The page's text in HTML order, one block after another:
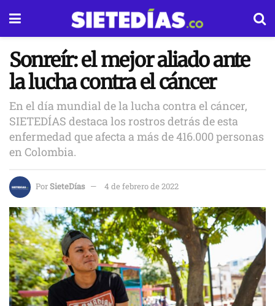
Sonreír: el mejor aliado ante
la lucha contra el cáncer
En el día mundial de la lucha contra el cáncer,
SIETEDÍAS destaca los rostros detrás de esta
enfermedad que afecta a más de 416.000 personas
en Colombia.
PorSieteDías 4 de febrero de 2022